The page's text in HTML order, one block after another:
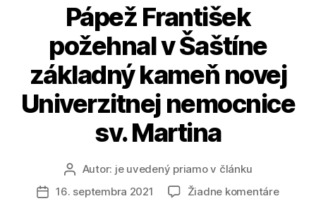
Pápež František
požehnal v Šaštíne
základný kameň novej
Univerzitnej nemocnice
sv. Martina
AutorAutor: je uvedený priamo v článku
Dátum
16. septembra 2021 Žiadne komentárena